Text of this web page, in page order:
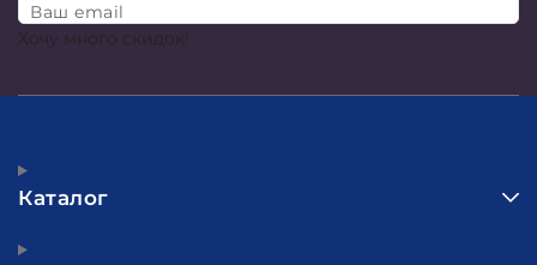
Ваш email
Хочу много скидок!
Каталог